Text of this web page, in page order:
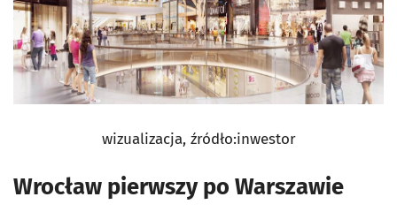
wizualizacja, źródło:inwestor
Wrocław pierwszy po Warszawie